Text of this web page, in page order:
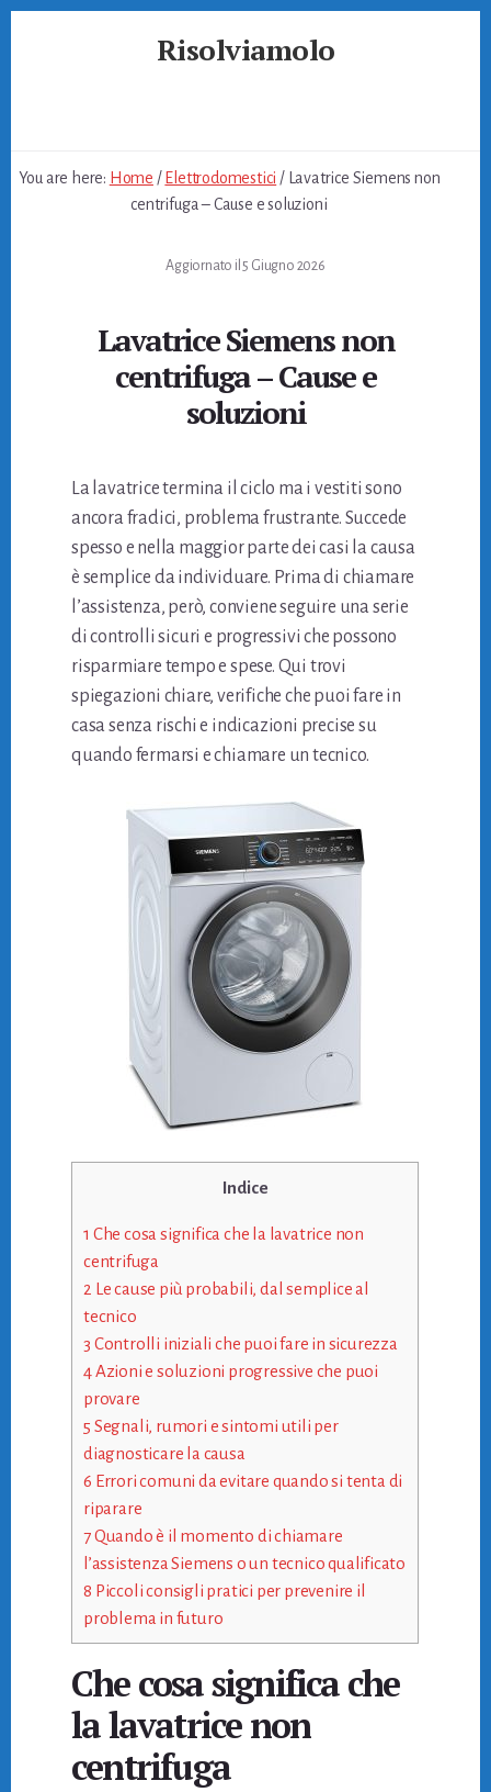
Risolviamolo
You are here: Home / Elettrodomestici /Lavatrice Siemens non
centrifuga​ – Cause e soluzioni
Aggiornato il 5 Giugno 2026
Lavatrice Siemens non
centrifuga​ – Cause e
soluzioni
La lavatrice termina il ciclo ma i vestiti sono
ancora fradici, problema frustrante. Succede
spesso e nella maggior parte dei casi la causa
è semplice da individuare. Prima di chiamare
l’assistenza, però, conviene seguire una serie
di controlli sicuri e progressivi che possono
risparmiare tempo e spese. Qui trovi
spiegazioni chiare, verifiche che puoi fare in
casa senza rischi e indicazioni precise su
quando fermarsi e chiamare un tecnico.
Indice
1 Che cosa significa che la lavatrice non
centrifuga
2 Le cause più probabili, dal semplice al
tecnico
3 Controlli iniziali che puoi fare in sicurezza
4Azioni e soluzioni progressive che puoi
provare
5 Segnali, rumori e sintomi utili per
diagnosticare la causa
6 Errori comuni da evitare quando si tenta di
riparare
7Quando è il momento di chiamare
l’assistenza Siemens o un tecnico qualificato
8 Piccoli consigli pratici per prevenire il
problema in futuro
Che cosa significa che
la lavatrice non
centrifuga